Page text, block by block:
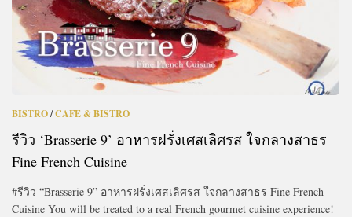
BISTRO/CAFE & BISTRO
รีวิว ‘Brasserie 9’ อาหารฝรั่งเศสเลิศรส ใจกลางสาธร
Fine French Cuisine
#รีวิว “Brasserie 9” อาหารฝรั่งเศสเลิศรส ใจกลางสาธร Fine French
Cuisine You will be treated to a real French gourmet cuisine experience!